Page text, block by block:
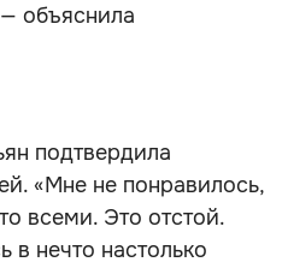
объяснила
подтвердила
«Мне не понравилось,
всеми. Это отстой.
в нечто настолько